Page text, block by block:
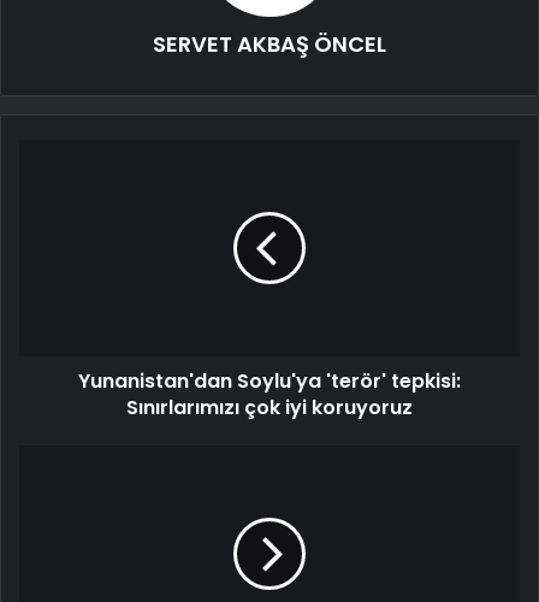
SERVET AKBAŞ ÖNCEL
Yunanistan'dan Soylu'ya 'terör' tepkisi:
Sınırlarımızı çok iyi koruyoruz